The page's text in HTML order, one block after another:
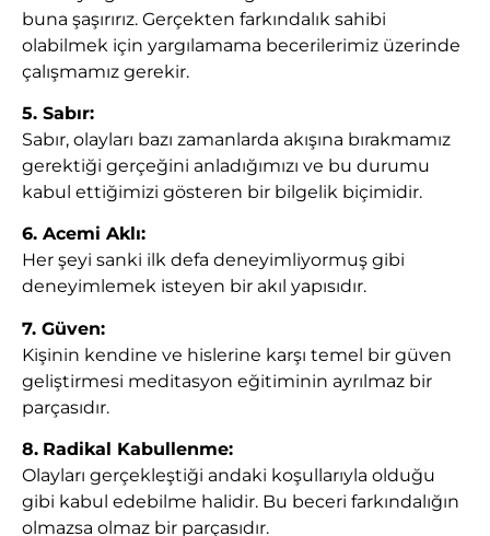
buna şaşırırız. Gerçekten farkındalık sahibi
olabilmek için yargılamama becerilerimiz üzerinde
çalışmamız gerekir.
5. Sabır:
Sabır, olayları bazı zamanlarda akışına bırakmamız
gerektiği gerçeğini anladığımızı ve bu durumu
kabul ettiğimizi gösteren bir bilgelik biçimidir.
6. Acemi Aklı:
Her şeyi sanki ilk defa deneyimliyormuş gibi
deneyimlemek isteyen bir akıl yapısıdır.
7. Güven:
Kişinin kendine ve hislerine karşı temel bir güven
geliştirmesi meditasyon eğitiminin ayrılmaz bir
parçasıdır.
8. Radikal Kabullenme:
Olayları gerçekleştiği andaki koşullarıyla olduğu
gibi kabul edebilme halidir. Bu beceri farkındalığın
olmazsa olmaz bir parçasıdır.